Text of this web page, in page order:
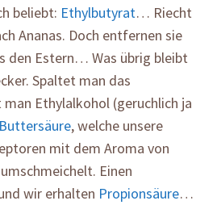
beliebt: Ethylbutyrat… Riecht
Ananas. Doch entfernen sie
den Estern… Was übrig bleibt
Spaltet man das
Ethylalkohol (geruchlich ja
Buttersäure, welche unsere
mit dem Aroma von
Einen
wir erhalten Propionsäure…